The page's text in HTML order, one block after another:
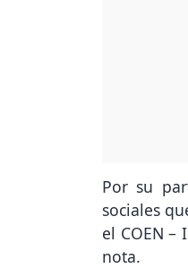
Por su
sociales
el COEN
nota.